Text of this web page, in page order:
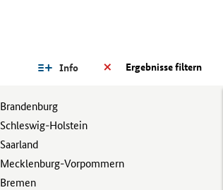
Ergebnisse filtern
Info
Brandenburg
Schleswig-Holstein
Saarland
Mecklenburg-Vorpommern
Bremen